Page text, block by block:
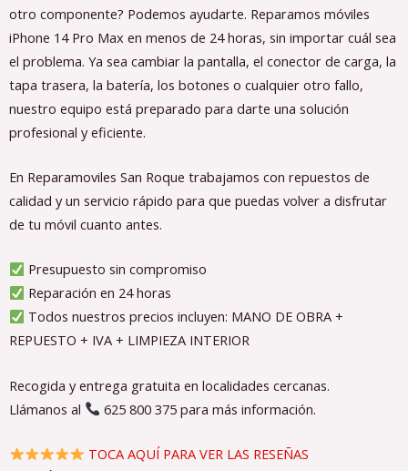
otro componente? Podemos ayudarte. Reparamos móviles
iPhone 14 Pro Max en menos de 24 horas, sin importar cuál sea
el problema. Ya sea cambiar la pantalla, el conector de carga, la
tapa trasera, la batería, los botones o cualquier otro fallo,
nuestro equipo está preparado para darte una solución
profesional y eficiente.
En Reparamoviles San Roque trabajamos con repuestos de
calidad y un servicio rápido para que puedas volver a disfrutar
de tu móvil cuanto antes.
Presupuesto sin compromiso
Reparación en 24 horas
Todos nuestros precios incluyen: MANO DE OBRA +
REPUESTO + IVA + LIMPIEZA INTERIOR
Recogida y entrega gratuita en localidades cercanas.
Llámanos al
625 800 375 para más información.
TOCA AQUÍ PARA VER LAS RESEÑAS